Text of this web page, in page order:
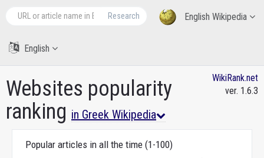
English Wikipedia
Research
English
Websites popularity
ranking in Greek Wikipedia
WikiRank.net
ver. 1.6.3
Popular articles in all the time (1-100)